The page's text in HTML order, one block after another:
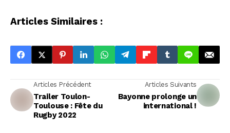
Articles Similaires :
Articles Précédent
Trailer Toulon-
Toulouse : Fête du
Rugby 2022
Articles Suivants
Bayonne prolonge un
international !